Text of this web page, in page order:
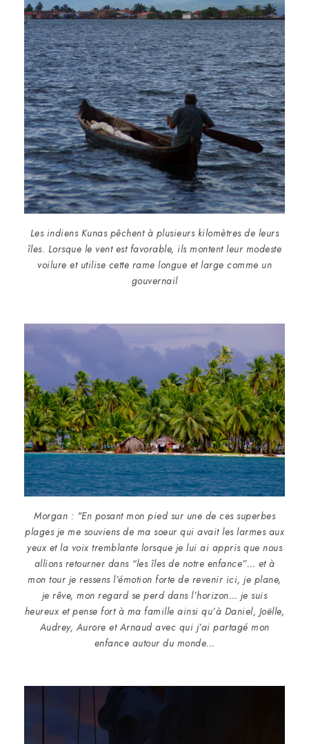
Les indiens Kunas pêchent à plusieurs kilomètres de leurs
îles. Lorsque le vent est favorable, ils montent leur modeste
voilure et utilise cette rame longue et large comme un
gouvernail
Morgan : "En posant mon pied sur une de ces superbes
plages je me souviens de ma soeur qui avait les larmes aux
yeux et la voix tremblante lorsque je lui ai appris que nous
allions retourner dans “les îles de notre enfance”… et à
mon tour je ressens l’émotion forte de revenir ici, je plane,
je rêve, mon regard se perd dans l’horizon… je suis
heureux et pense fort à ma famille ainsi qu’à Daniel, Joëlle,
Audrey, Aurore et Arnaud avec qui j’ai partagé mon
enfance autour du monde…